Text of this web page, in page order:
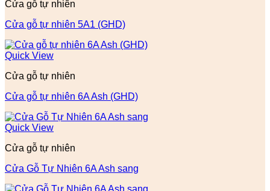
Cửa gỗ tự nhiên
Cửa gỗ tự nhiên 5A1 (GHD)
Quick View
Cửa gỗ tự nhiên
Cửa gỗ tự nhiên 6A Ash (GHD)
Quick View
Cửa gỗ tự nhiên
Cửa Gỗ Tự Nhiên 6A Ash sang